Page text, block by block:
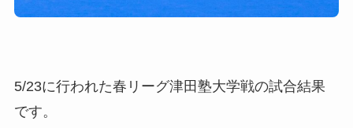
5/23に行われた春リーグ津田塾大学戦の試合結果
です。